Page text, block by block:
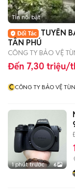
Tin nổi bật
TUYỂN
TÂN PHÚ
CÔNG TY BẢO VỆ
Đến 7,30 triệu/
CCÔNG TY BẢO VỆ
1 phút trước 6